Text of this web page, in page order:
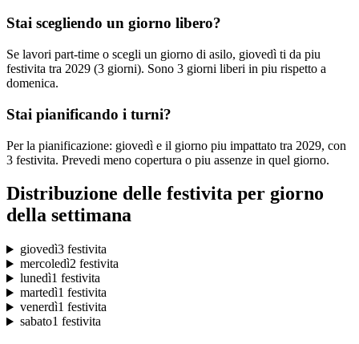
Stai scegliendo un giorno libero?
Se lavori part-time o scegli un giorno di asilo, giovedì ti da piu
festivita tra 2029 (3 giorni). Sono 3 giorni liberi in piu rispetto a
domenica.
Stai pianificando i turni?
Per la pianificazione: giovedì e il giorno piu impattato tra 2029, con
3 festivita. Prevedi meno copertura o piu assenze in quel giorno.
Distribuzione delle festivita per giorno
della settimana
giovedì3 festivita
mercoledì2 festivita
lunedì1 festivita
martedì1 festivita
venerdì1 festivita
sabato1 festivita